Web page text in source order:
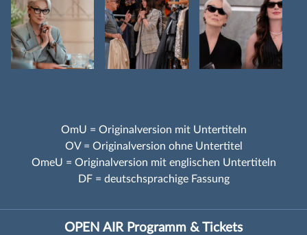
OmU = Originalversion mit Untertiteln
OV = Originalversion ohne Untertitel
OmeU = Originalversion mit englischen Untertiteln
DF = deutschsprachige Fassung
OPEN AIR Programm & Tickets